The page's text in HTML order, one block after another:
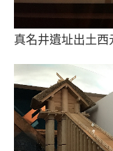
真名井遺址出土